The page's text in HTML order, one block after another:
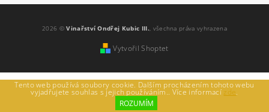
2026 ©Vinařství Ondřej Kubic III., všechna práva vyhrazena
Vytvořil Shoptet
Tento web používá soubory cookie. Dalším procházením tohoto webu
vyjadřujete souhlas s jejich používáním.. Více informací zde.
ROZUMÍM